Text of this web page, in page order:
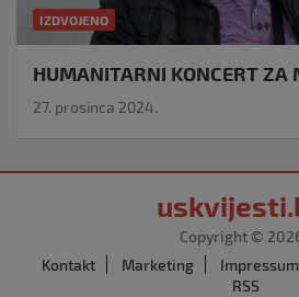
IZDVOJENO
HUMANITARNI KONCERT
27. prosinca 2024.
Copyright ©
Kontakt
Marketing Impressum
RSS